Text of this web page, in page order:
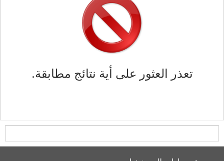
تعذر العثور على أية نتائج مطابقة.